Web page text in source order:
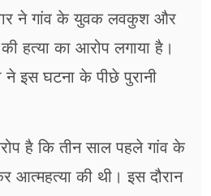
ने गांव के युवक लवकुश और
हत्या का आरोप लगाया है।
ने इस घटना के पीछे पुरानी
है कि तीन साल पहले गांव के
आत्महत्या की थी। इस दौरान